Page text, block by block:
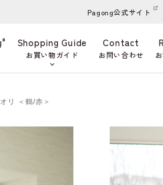
Pagong公式サイト
Shopping Guide
お買い物ガイド
Contact
お問い合わせ
リ ＜鶴/赤＞